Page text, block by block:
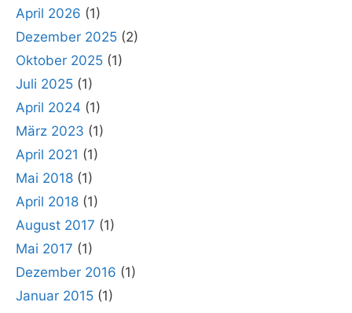
April 2026 (1)
Dezember 2025 (2)
Oktober 2025 (1)
Juli 2025 (1)
April 2024 (1)
März 2023 (1)
April 2021 (1)
Mai 2018 (1)
April 2018 (1)
August 2017 (1)
Mai 2017 (1)
Dezember 2016 (1)
Januar 2015 (1)